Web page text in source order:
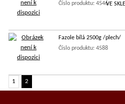
Číslo produktu: 4546
Fazole bílá 2500g /plech/
Číslo produktu: 4588
1 2
VE